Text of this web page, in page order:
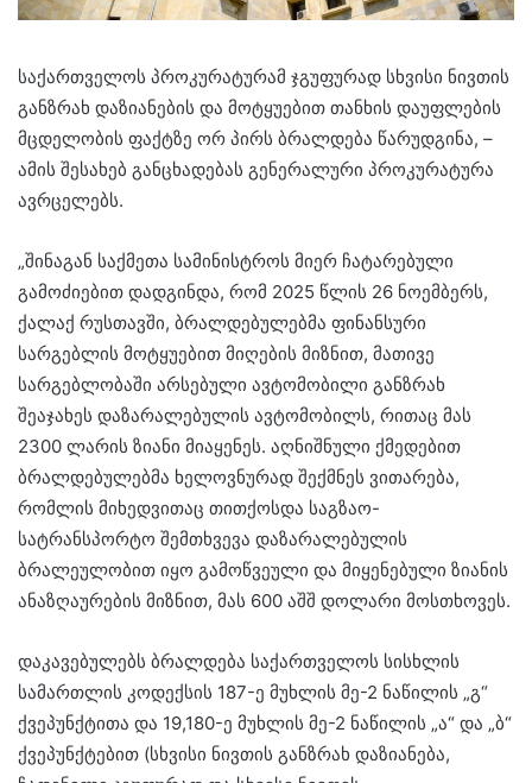
საქართველოს პროკურატურამ ჯგუფურად სხვისი ნივთის
განზრახ დაზიანების და მოტყუებით თანხის დაუფლების
მცდელობის ფაქტზე ორ პირს ბრალდება წარუდგინა, –
ამის შესახებ განცხადებას გენერალური პროკურატურა
ავრცელებს.
„შინაგან საქმეთა სამინისტროს მიერ ჩატარებული
გამოძიებით დადგინდა, რომ 2025 წლის 26 ნოემბერს,
ქალაქ რუსთავში, ბრალდებულებმა ფინანსური
სარგებლის მოტყუებით მიღების მიზნით, მათივე
სარგებლობაში არსებული ავტომობილი განზრახ
შეაჯახეს დაზარალებულის ავტომობილს, რითაც მას
2300 ლარის ზიანი მიაყენეს. აღნიშნული ქმედებით
ბრალდებულებმა ხელოვნურად შექმნეს ვითარება,
რომლის მიხედვითაც თითქოსდა საგზაო-
სატრანსპორტო შემთხვევა დაზარალებულის
ბრალეულობით იყო გამოწვეული და მიყენებული ზიანის
ანაზღაურების მიზნით, მას 600 აშშ დოლარი მოსთხოვეს.
დაკავებულებს ბრალდება საქართველოს სისხლის
სამართლის კოდექსის 187-ე მუხლის მე-2 ნაწილის „გ“
ქვეპუნქტითა და 19,180-ე მუხლის მე-2 ნაწილის „ა“ და „ბ“
ქვეპუნქტებით (სხვისი ნივთის განზრახ დაზიანება,